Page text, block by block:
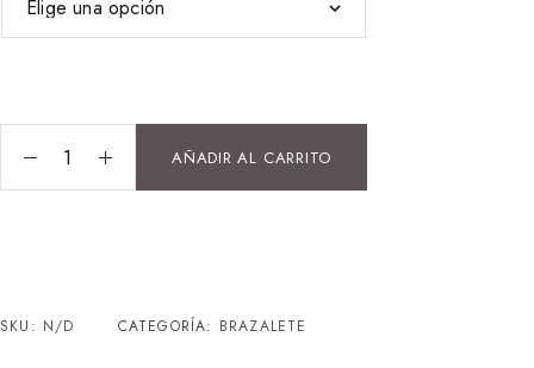
AÑADIR AL CARRITO
SKU: N/D CATEGORÍA: BRAZALETE